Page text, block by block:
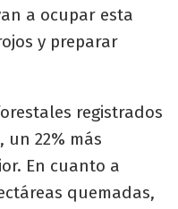
a ocupar esta
y preparar
registrados
un 22% más
En cuanto a
quemadas,